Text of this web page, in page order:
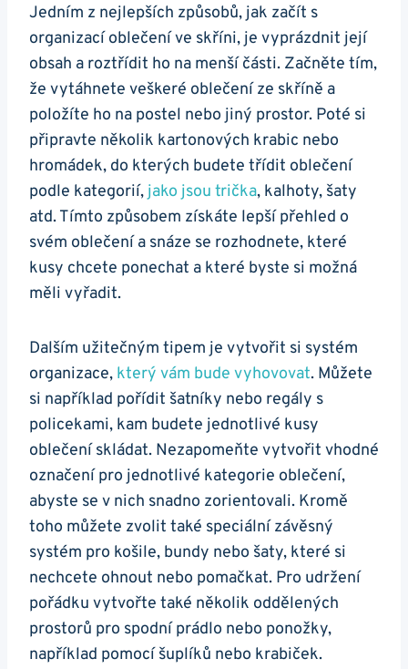
Jedním z nejlepších způsobů, jak začít s
organizací oblečení ve skříni, je vyprázdnit její
obsah a roztřídit ho na menší části. Začněte tím,
že vytáhnete veškeré oblečení ze skříně a
položíte ho na postel nebo jiný prostor. Poté si
připravte několik kartonových krabic nebo
hromádek, do kterých budete třídit oblečení
podle kategorií, jako jsou trička, kalhoty, šaty
atd. Tímto způsobem získáte lepší přehled o
svém oblečení a snáze se rozhodnete, které
kusy chcete ponechat a které byste si možná
měli vyřadit.
Dalším užitečným tipem je vytvořit si systém
organizace, který vám bude vyhovovat. Můžete
si například pořídit šatníky nebo regály s
policekami, kam budete jednotlivé kusy
oblečení skládat. Nezapomeňte vytvořit vhodné
označení pro jednotlivé kategorie oblečení,
abyste se v nich snadno zorientovali. Kromě
toho můžete zvolit také speciální závěsný
systém pro košile, bundy nebo šaty, které si
nechcete ohnout nebo pomačkat. Pro udržení
pořádku vytvořte také několik oddělených
prostorů pro spodní prádlo nebo ponožky,
například pomocí šuplíků nebo krabiček.